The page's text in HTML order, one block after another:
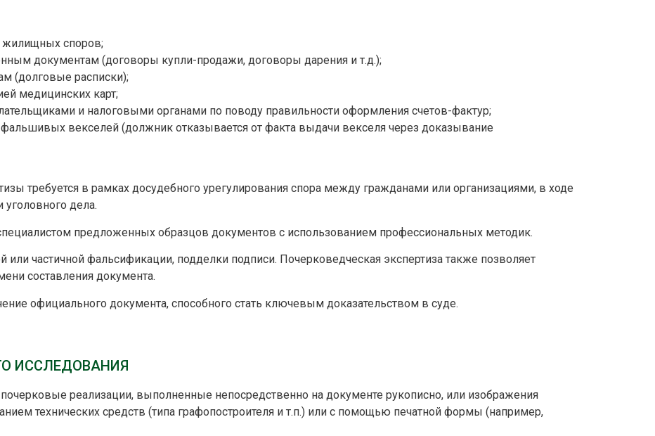
жилищных споров;
документам (договоры купли-продажи, договоры дарения и т.д.);
(долговые расписки);
медицинских карт;
и налоговыми органами по поводу правильности оформления счетов-фактур;
векселей (должник отказывается от факта выдачи векселя через доказывание
требуется в рамках досудебного урегулирования спора между гражданами или организациями, в ходе
уголовного дела.
предложенных образцов документов с использованием профессиональных методик.
или частичной фальсификации, подделки подписи. Почерковедческая экспертиза также позволяет
составления документа.
официального документа, способного стать ключевым доказательством в суде.
ИССЛЕДОВАНИЯ
реализации, выполненные непосредственно на документе рукописно, или изображения
технических средств (типа графопостроителя и т.п.) или с помощью печатной формы (например,